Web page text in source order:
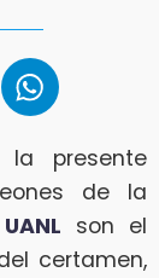
presente
de la
son el
certamen,